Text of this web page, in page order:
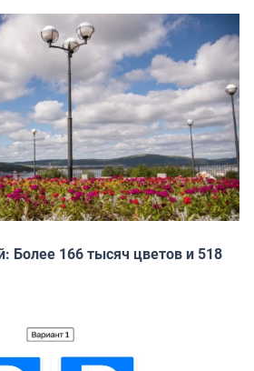
Более 166 тысяч цветов и 518